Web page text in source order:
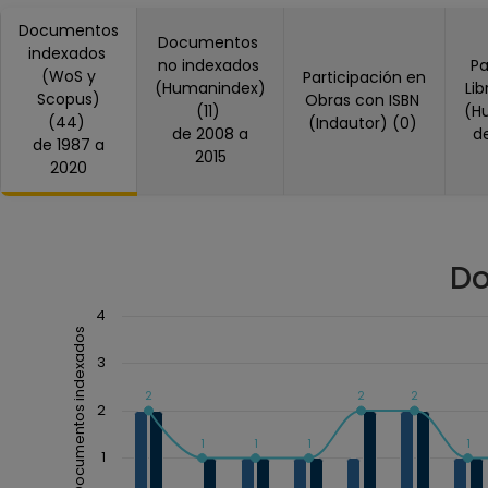
Documentos
indexados
(WoS y
Scopus)
(44)
de 1987 a
2020
Documentos
no indexados
(Humanindex)
(11)
de 2008 a
2015
Participación en
Obras con ISBN
(Indautor) (0)
Chart
Combination chart with 3 data series.
The chart has 1 X axis displaying Año.
The chart has 1 Y axis displaying Documentos
Documentos indexados 2
1 1 1
2 2
1
1
2
3
4